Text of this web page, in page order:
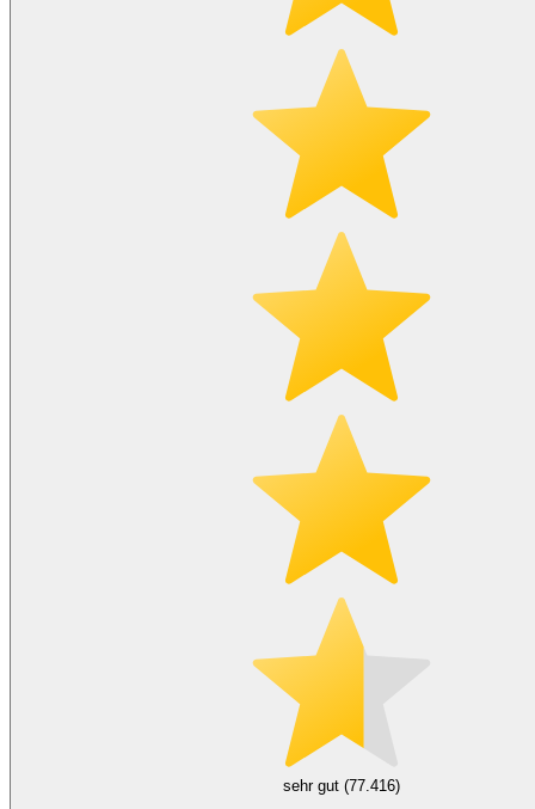
sehr gut (77.416)